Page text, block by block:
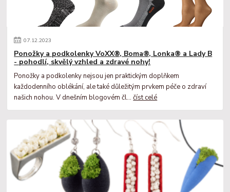
07.12.2023
Ponožky a podkolenky VoXX®, Boma®, Lonka® a Lady B
- pohodlí, skvělý vzhled a zdravé nohy!
Ponožky a podkolenky nejsou jen praktickým doplňkem
každodenního oblékání, ale také důležitým prvkem péče o zdraví
našich nohou. V dnešním blogovém čl...číst celé